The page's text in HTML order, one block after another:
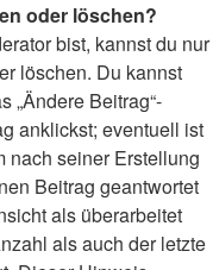
oder löschen?
bist, kannst du nur
löschen. Du kannst
„Ändere Beitrag“-
anklickst; eventuell ist
nach seiner Erstellung
Beitrag geantwortet
als überarbeitet
als auch der letzte